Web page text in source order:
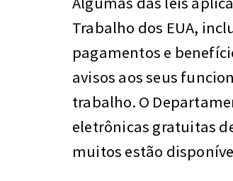
Trabalho dos EUA,
pagamentos e
avisos aos seus
trabalho. O
eletrônicas gratuitas
muitos estão